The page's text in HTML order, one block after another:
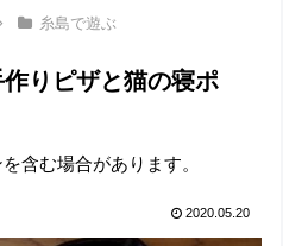
糸島で遊ぶ
りピザと猫の寝ポ
含む場合があります。
2020.05.20